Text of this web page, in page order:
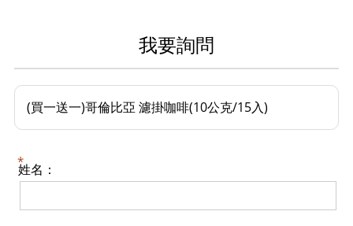
我要詢問
(買一送一)哥倫比亞 濾掛咖啡(10公克/15入)
姓名：